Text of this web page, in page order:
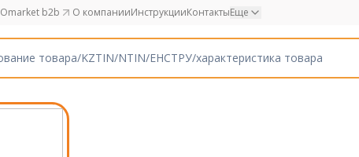
Omarket b2b О компанииИнструкцииКонтактыЕще